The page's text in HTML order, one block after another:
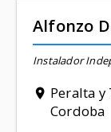
Alfonzo
Instalador
Peralta y
Cordoba